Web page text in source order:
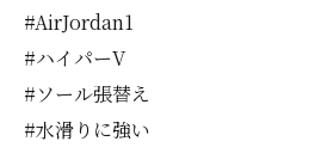
#AirJordan1
#ハイパーV
#ソール張替え
#水滑りに強い